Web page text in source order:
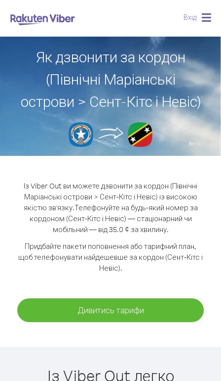
Вхід
Як дзвонити за кордон
(Північні Маріанські
острови > Сент-Кітс і Невіс)
Із Viber Out ви можете дзвонити за кордон (Північні
Маріанські острови > Сент-Кітс і Невіс) із високою
якістю зв'язку.Телефонуйте на будь-який номер за
кордоном (Сент-Кітс і Невіс) — стаціонарний чи
мобільний — від 35.0 ¢ за хвилину.
Придбайте пакети поповнення або тарифний план,
щоб телефонувати найдешевше за кордон (Сент-Кітс і
Невіс).
Дивитись тарифи
Із Viber Out легко